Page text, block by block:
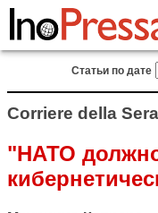
Статьи по дате
Corriere della Sera
"НАТО